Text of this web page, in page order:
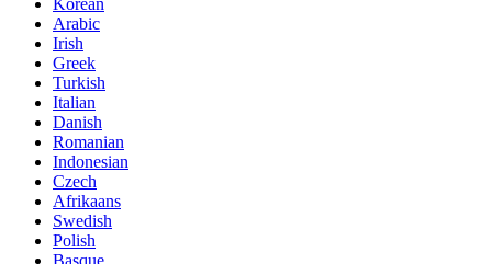
Arabic
Irish
Greek
Turkish
Italian
Danish
Romanian
Indonesian
Czech
Afrikaans
Swedish
Polish
Basque